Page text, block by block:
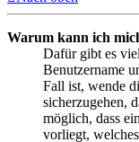
Warum kann ich
Dafür gibt es
Benutzername
Fall ist, wende
sicherzugehen,
möglich, dass
vorliegt,